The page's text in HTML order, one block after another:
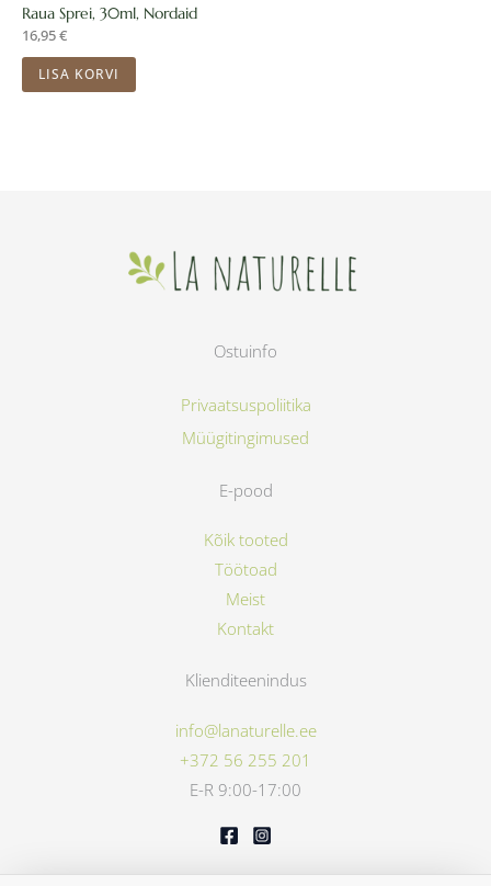
Raua Sprei, 30ml, Nordaid
16,95€
LISA KORVI
Ostuinfo
Privaatsuspoliitika
Müügitingimused
E-pood
Kõik tooted
Töötoad
Meist
Kontakt
Klienditeenindus
info@lanaturelle.ee
+372 56 255 201
E-R 9:00-17:00